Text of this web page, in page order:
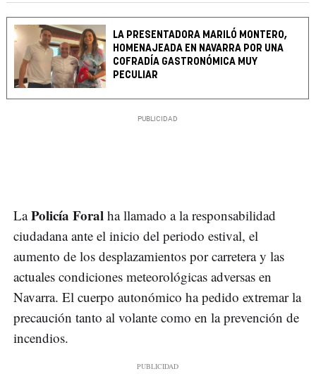
LA PRESENTADORA MARILÓ MONTERO,
HOMENAJEADA EN NAVARRA POR UNA
COFRADÍA GASTRONÓMICA MUY
PECULIAR
LaPolicía Foral ha llamado a la responsabilidad
ciudadana ante el inicio del periodo estival, el
aumento de los desplazamientos por carretera y las
actuales condiciones meteorológicas adversas en
Navarra. El cuerpo autonómico ha pedido extremar la
precaución tanto al volante como en la prevención de
incendios.